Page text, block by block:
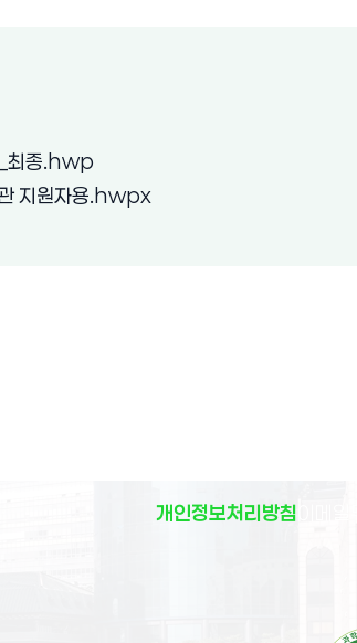
창 열림)
_최종.hwp
지원자용.hwpx(새 창 열림)
개인정보처리방침